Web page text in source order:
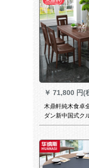
￥ 71,800 円(
木鼎軒純木食卓
ダン新中国式ク
プロル食事テー
子